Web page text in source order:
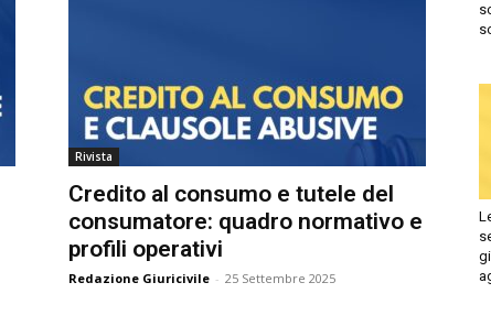
Rivista
Credito al consumo e tutele del
consumatore: quadro normativo e
profili operativi
Redazione Giuricivile - 25 Settembre 2025